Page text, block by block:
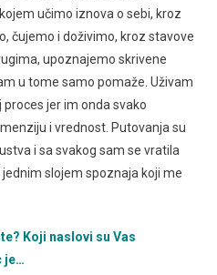
učimo iznova o sebi, kroz
čujemo i doživimo, kroz stavove
upoznajemo skrivene
u tome samo pomaže. Uživam
jer im onda svako
i vrednost. Putovanja su
i sa svakog sam se vratila
slojem spoznaja koji me
Koji naslovi su Vas
je…